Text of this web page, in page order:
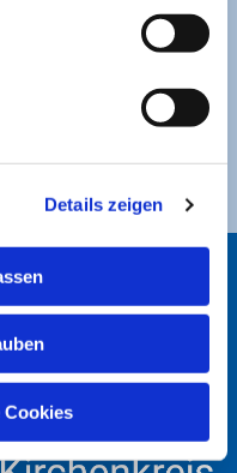
Details zeigen
St. Jakobi